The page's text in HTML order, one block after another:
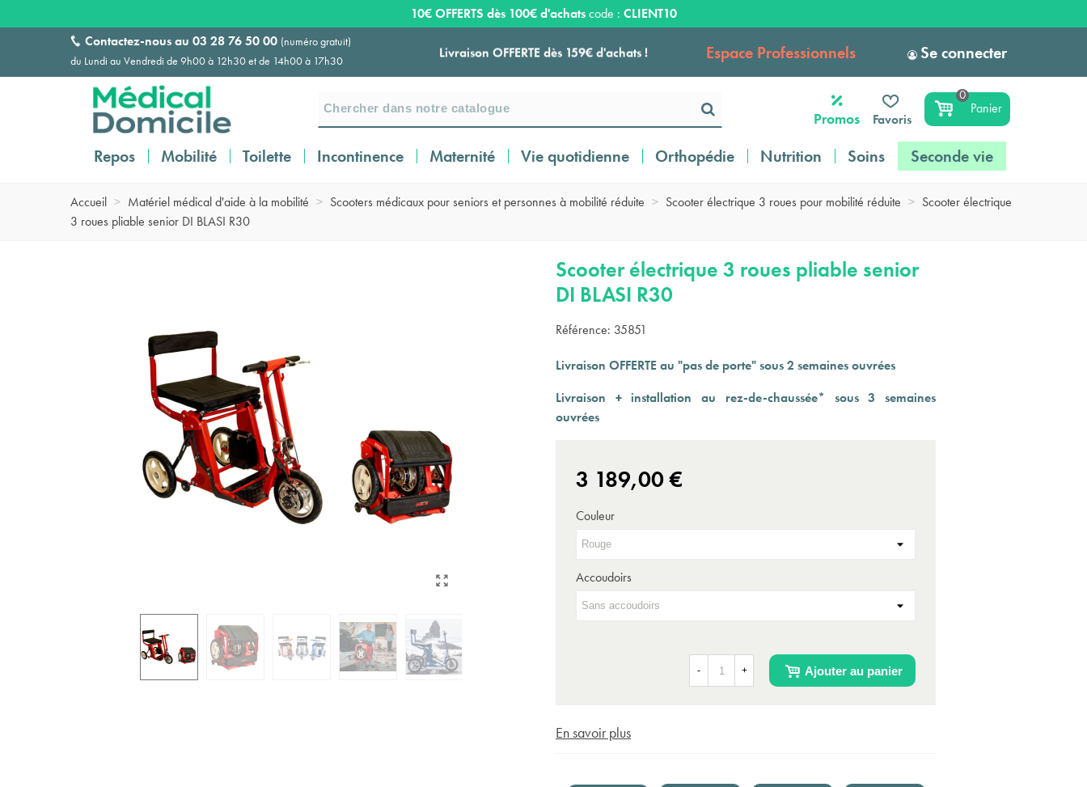
Livraison OFFERTE dès 159€ d'achats !
Payez en 3 ou 4 fois SANS FRAIS à partir de
100€
Payez en 3 ou 4 fois SANS FRAIS à partir de
Expédition sous 24 à 48 heures ouvrées*
10€ OFFERTS dès 100€ d'achatscode : CLIENT10
Contactez-nous au 03 28 76 50 00 (numéro gratuit)
du Lundi au Vendredi de 9h00 à 12h30 et de 14h00 à 17h30
Espace Professionnels Se connecter
Promos Favoris
0
Panier
Repos Mobilité Toilette Incontinence Maternité Vie quotidienne Orthopédie Nutrition Soins Seconde vie
Accueil > Matériel médical d'aide à la mobilité > Scooters médicaux pour seniors et personnes à mobilité réduite > Scooter électrique 3 roues pour mobilité réduite > Scooter électrique
3 roues pliable senior DI BLASI R30
Scooter électrique 3 roues pliable senior
DI BLASI R30
Référence: 35851
Livraison OFFERTE au "pas de porte" sous2 semaines ouvrées
Livraison + installation au rez-de-chaussée* sous 3 semaines
ouvrées
3 189,00 €
- + Ajouter au panier
Couleur
Accoudoirs
En savoir plus